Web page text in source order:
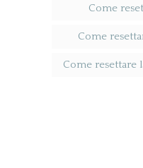
Come
Come
Come resettare